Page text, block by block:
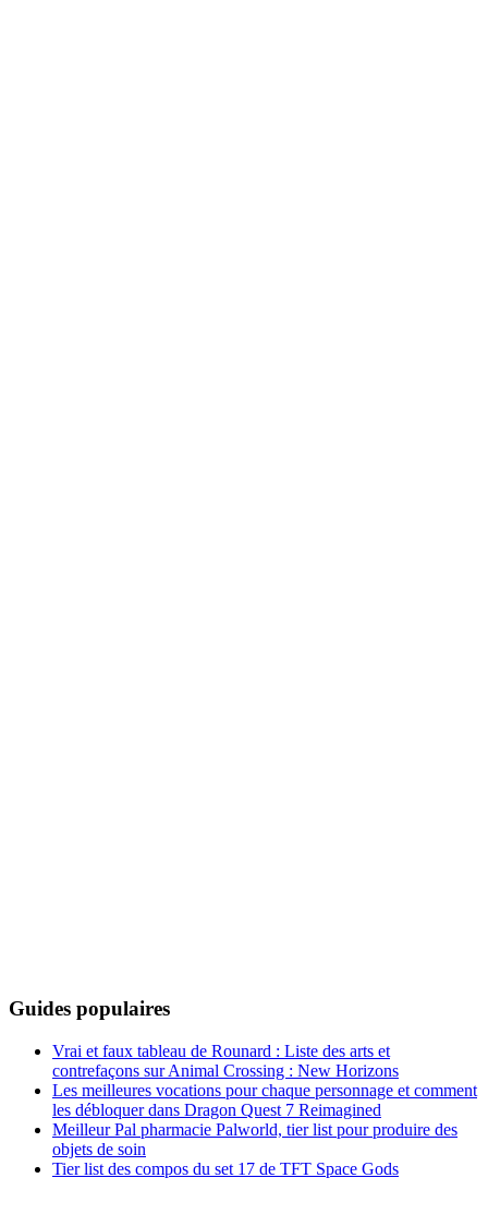
Guides populaires
Vrai et faux tableau de Rounard : Liste des arts et
contrefaçons sur Animal Crossing : New Horizons
Les meilleures vocations pour chaque personnage et comment
les débloquer dans Dragon Quest 7 Reimagined
Meilleur Pal pharmacie Palworld, tier list pour produire des
objets de soin
Tier list des compos du set 17 de TFT Space Gods